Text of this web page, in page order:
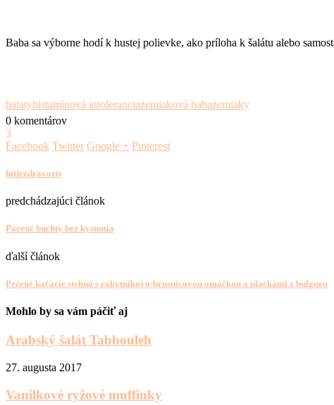
Baba sa výborne hodí k hustej polievke, ako príloha k šalátu alebo
batatyhistamínová intoleranciazemiaková babazemiaky
0 komentárov
3
Facebook Twitter Google + Pinterest
hitjezdravozit
predchádzajúci článok
Parené buchty bez kysnutia
ďalší článok
Pečené kačacie stehná s rakytníkovo-brusnicovou omáčkou a plackami z bulguru
Mohlo by sa vám páčiť aj
Arabský šalát Tabbouleh
27. augusta 2017
Vanilkové ryžové muffinky